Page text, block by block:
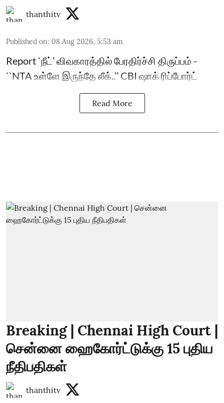
thanthitv
Published on: 08 Aug 2026, 5:53 am
Report `நீட்’ விவகாரத்தில் பேரதிர்ச்சி திருப்பம் -
``NTA உள்ளே இருந்தே லீக்..’’ CBI ஷாக் ரிப்போர்ட்
Read More
Breaking | Chennai High Court |
சென்னை ஹைகோர்ட்டுக்கு 15 புதிய
நீதிபதிகள்
thanthitv